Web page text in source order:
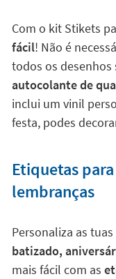
Com o kit Stikets
fácil! Não é
todos os desenhos
autocolante de
inclui um vinil
festa, podes
Etiquetas
lembranças
Personaliza as tuas
batizado,
mais fácil com as